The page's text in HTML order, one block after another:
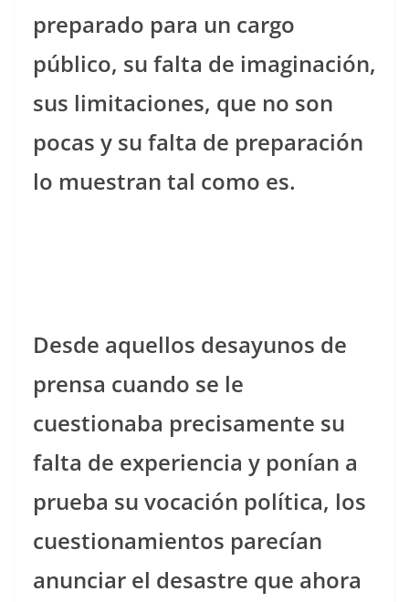
preparado para un cargo
público, su falta de imaginación,
sus limitaciones, que no son
pocas y su falta de preparación
lo muestran tal como es.
Desde aquellos desayunos de
prensa cuando se le
cuestionaba precisamente su
falta de experiencia y ponían a
prueba su vocación política, los
cuestionamientos parecían
anunciar el desastre que ahora